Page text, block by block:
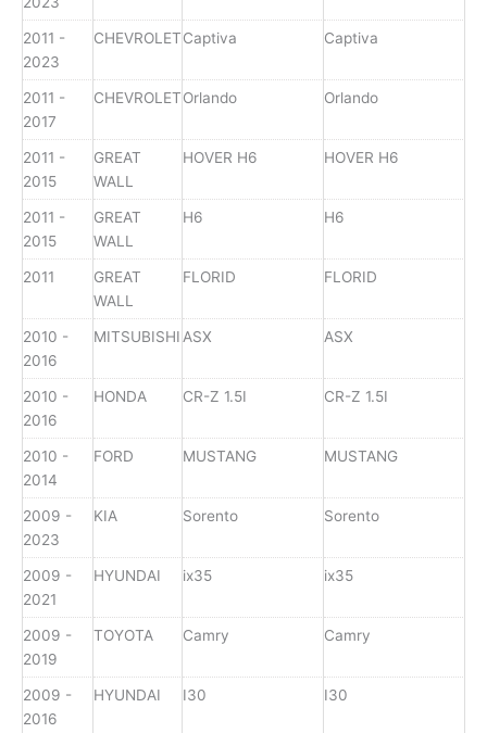
2011 -
2023
CHEVROLETCaptiva Captiva
2011 -
2017
CHEVROLETOrlando Orlando
2011 -
2015
GREAT
WALL
HOVER H6 HOVER H6
2011 -
2015
GREAT
WALL
H6 H6
2011
GREAT
WALL
FLORID FLORID
2010 -
2016
MITSUBISHI ASX ASX
2010 -
2016
HONDA CR-Z 1.5I CR-Z 1.5I
2010 -
2014
FORD MUSTANG MUSTANG
2009 -
2023
KIA Sorento Sorento
2009 -
2021
HYUNDAI ix35 ix35
2009 -
2019
TOYOTA Camry Camry
2009 -
2016
HYUNDAI I30 I30